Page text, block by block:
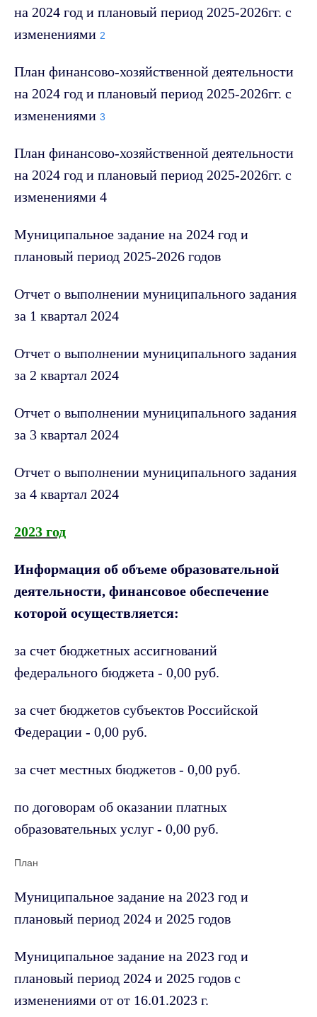
на 2024 год и плановый период 2025-2026гг. с
изменениями 2
План финансово-хозяйственной деятельности
на 2024 год и плановый период 2025-2026гг. с
изменениями 3
План финансово-хозяйственной деятельности
на 2024 год и плановый период 2025-2026гг. с
изменениями 4
Муниципальное задание на 2024 год и
плановый период 2025-2026 годов
Отчет о выполнении муниципального задания
за 1 квартал 2024
Отчет о выполнении муниципального задания
за 2 квартал 2024
Отчет о выполнении муниципального задания
за 3 квартал 2024
Отчет о выполнении муниципального задания
за 4 квартал 2024
2023 год
Информация об объеме образовательной
деятельности, финансовое обеспечение
которой осуществляется:
за счет бюджетных ассигнований
федерального бюджета - 0,00 руб.
за счет бюджетов субъектов Российской
Федерации - 0,00 руб.
за счет местных бюджетов - 0,00 руб.
по договорам об оказании платных
образовательных услуг - 0,00 руб.
План
Муниципальное задание на 2023 год и
плановый период 2024 и 2025 годов
Муниципальное задание на 2023 год и
плановый период 2024 и 2025 годов с
изменениями от от 16.01.2023 г.